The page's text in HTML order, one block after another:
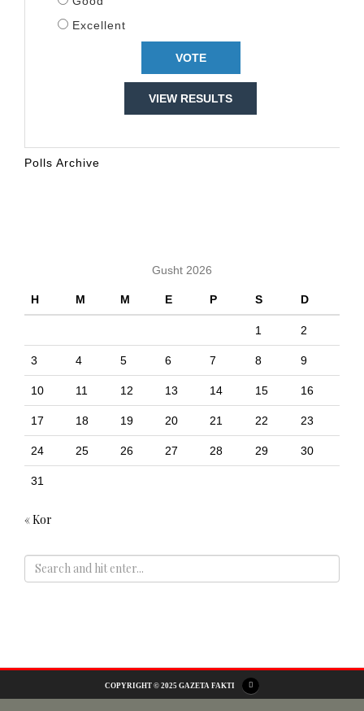
Excellent
VIEW RESULTS
Polls Archive
Gusht 2026
H M M E P S D
1 2
3 4 5 6 7 8 9
10 11 12 13 14 15 16
17 18 19 20 21 22 23
24 25 26 27 28 29 30
31
« Kor
COPYRIGHT © 2025 GAZETA FAKTI